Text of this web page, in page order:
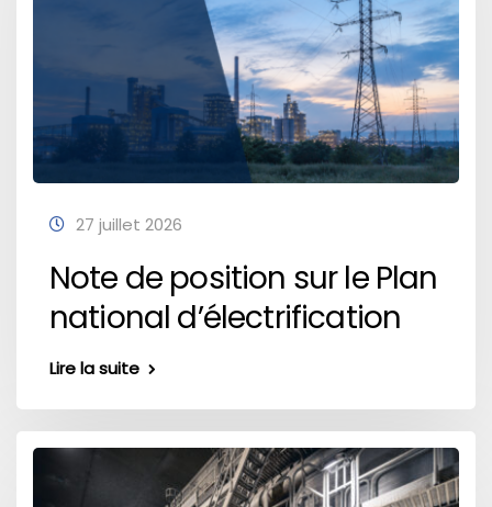
27 juillet 2026
Note de position sur le Plan
national d’électrification
Lire la suite